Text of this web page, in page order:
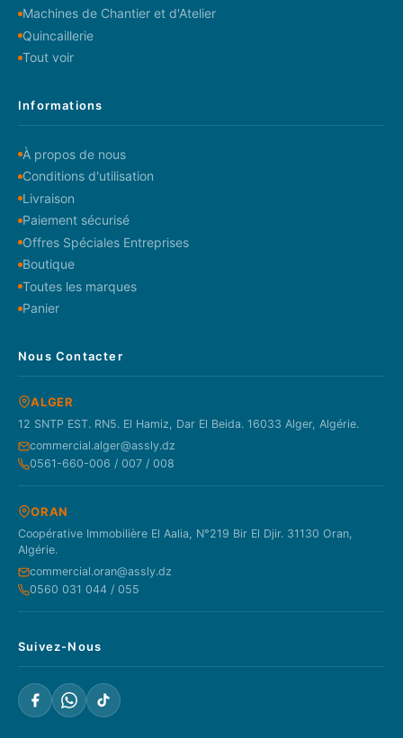
Machines de Chantier et d'Atelier
Quincaillerie
Tout voir
Informations
À propos de nous
Conditions d'utilisation
Livraison
Paiement sécurisé
Offres Spéciales Entreprises
Boutique
Toutes les marques
Panier
Nous Contacter
ALGER
12 SNTP EST. RN5. El Hamiz, Dar El Beida. 16033 Alger, Algérie.
commercial.alger@assly.dz
0561-660-006 / 007 / 008
ORAN
Coopérative Immobilière El Aalia, N°219 Bir El Djir. 31130 Oran,
Algérie.
commercial.oran@assly.dz
0560 031 044 / 055
Suivez-Nous